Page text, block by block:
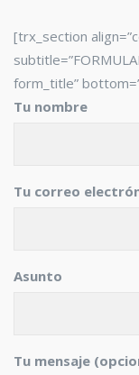
[trx_section
form_title”
Tu nombre
Tu correo
Asunto
Tu mensaje